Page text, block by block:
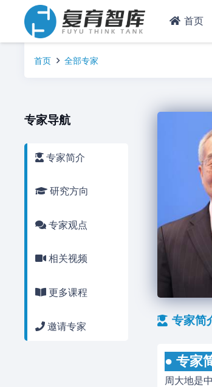
首页
首页 全部专家
专家导航
专家简介
研究方向
专家观点
相关视频
更多课程
邀请专家 专家简
● 专家
周大地是